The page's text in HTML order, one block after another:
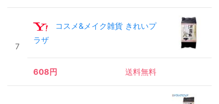
7
コスメ&メイク雑貨 きれいプ
ラザ
608円 送料無料